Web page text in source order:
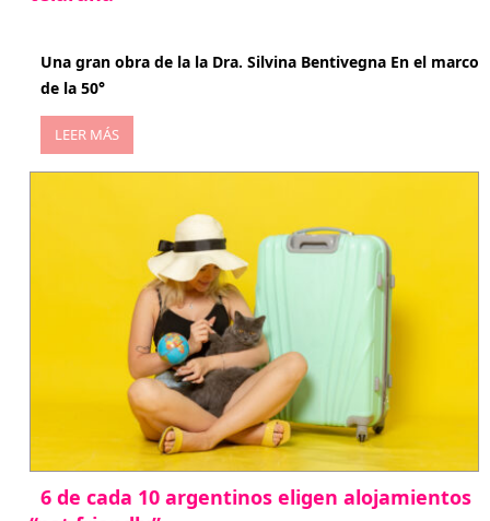
Una gran obra de la la Dra. Silvina Bentivegna En el marco
de la 50°
LEER MÁS
6 de cada 10 argentinos eligen alojamientos